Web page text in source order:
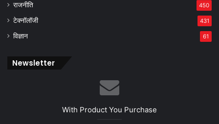
राजनीति 450
टेक्नॉलॉजी 431
विज्ञान 61
Newsletter
With Product You Purchase